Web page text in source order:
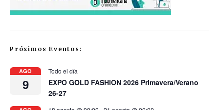
Próximos Eventos:
AGO
9
Todo el día
EXPO GOLD FASHION 2026 Primavera/Verano
26-27